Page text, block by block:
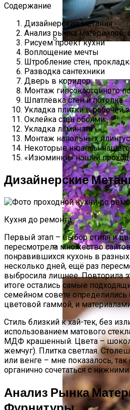
Виды Цветов
Чтобы Быстрее
Размножение
Содержание
Дизайнерские метания
Анализ рынка материалов,
Рисуем проект кухни
Воплощение мечты
Штробление стен,
Разводка сантехники
Дверь в коридор
Монтаж гипсокартонного
Шпатлёвка стен и потолка
Укладка плитки в рабочей
Оклейка стен обоями
Укладка ламината
Монтаж напольных
Некоторые нюансы
«Изюминки» нашей
Дизайнерские
Кухня до ремонта.
Первый этап – выбор стиля и
пересмотрела множество
понравившихся кухонь в разных
несколько дней, ещё раз
выбросила лишнее. Повторила
итоге остались самые
семейном совете определились
цветовой гаммой, и
Стиль близкий к хай-тек, без
использованием матового
МДФ крашенный. Цвета –
жемчуг). Плитка светлая.
или венге – мне показалось,
органично сочетаться с
Анализ Рынка